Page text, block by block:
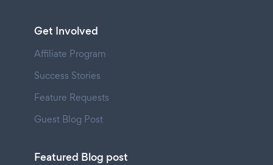
Get Involved
Affiliate Program
Success Stories
Feature Requests
Guest Blog Post
Featured Blog post